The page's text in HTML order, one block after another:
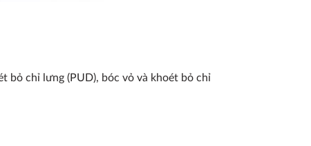
bỏ chỉ lưng (PUD), bóc vỏ và khoét bỏ chỉ